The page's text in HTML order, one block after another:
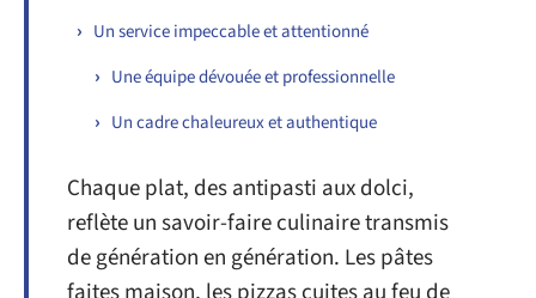
Un service impeccable et attentionné
Une équipe dévouée et professionnelle
Un cadre chaleureux et authentique
Chaque plat, des antipasti aux dolci,
reflète un savoir-faire culinaire transmis
de génération en génération. Les pâtes